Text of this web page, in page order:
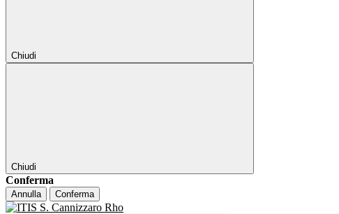
Chiudi
Chiudi
Conferma
Annulla Conferma